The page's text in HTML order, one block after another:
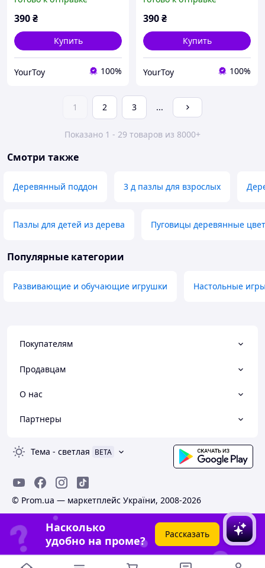
148 Деталей | YourToy
390₴
Купить
YourToy 100%
Детали | YourToy
390₴
Купить
YourToy 100%
1 2 3 ...
Показано 1 - 29 товаров из 8000+
Смотри также
Деревянный поддон 3 д пазлы для взрослых
Пазлы для детей из дерева Пуговицы деревянные
Популярные категории
Развивающие и обучающие игрушки Настольные
Покупателям
Продавцам
О нас
Партнеры
Тема - светлая BETA
© Prom.ua — маркетплейс України, 2008-2026
Насколько
удобно на проме?
Рассказать